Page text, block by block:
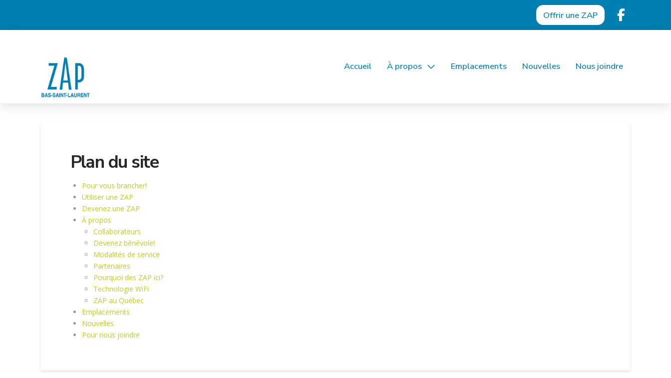
Offrir une ZAP
Accueil À propos Emplacements Nouvelles Nous joindre
Plan du site
Pour vous brancher!
Utiliser une ZAP
Devenez une ZAP
À propos
Collaborateurs
Devenez bénévole!
Modalités de service
Partenaires
Pourquoi des ZAP ici?
Technologie WiFi
ZAP au Québec
Emplacements
Nouvelles
Pour nous joindre